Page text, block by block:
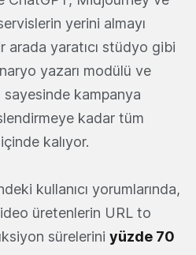
yerini almayı
arada yaratıcı stüdyo gibi
yazarı modülü ve
sayesinde kampanya
kadar tüm
kalıyor.
kullanıcı yorumlarında,
üretenlerin URL to
sürelerini yüzde 70